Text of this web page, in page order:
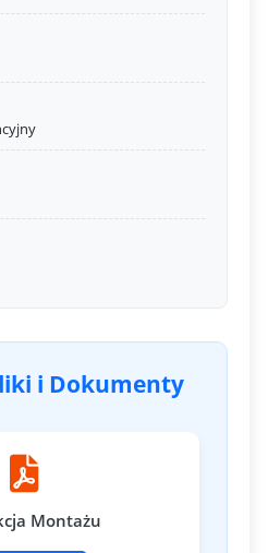
i Dokumenty
Montażu